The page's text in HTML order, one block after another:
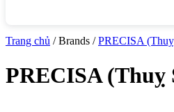
Trang chủ / Brands /PRECISA
PRECISA (Thuỵ